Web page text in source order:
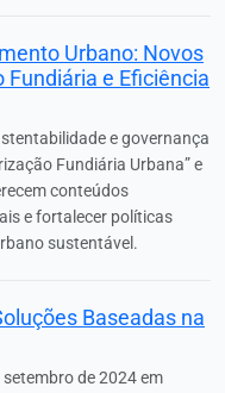
Urbano: Novos
e Eficiência
e governança
Fundiária Urbana” e
conteúdos
e fortalecer políticas
sustentável.
Baseadas na
de 2024 em